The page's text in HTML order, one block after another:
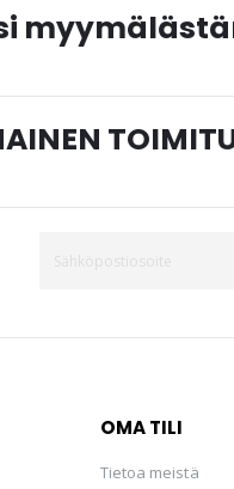
OMA TILI
Tietoa meistä